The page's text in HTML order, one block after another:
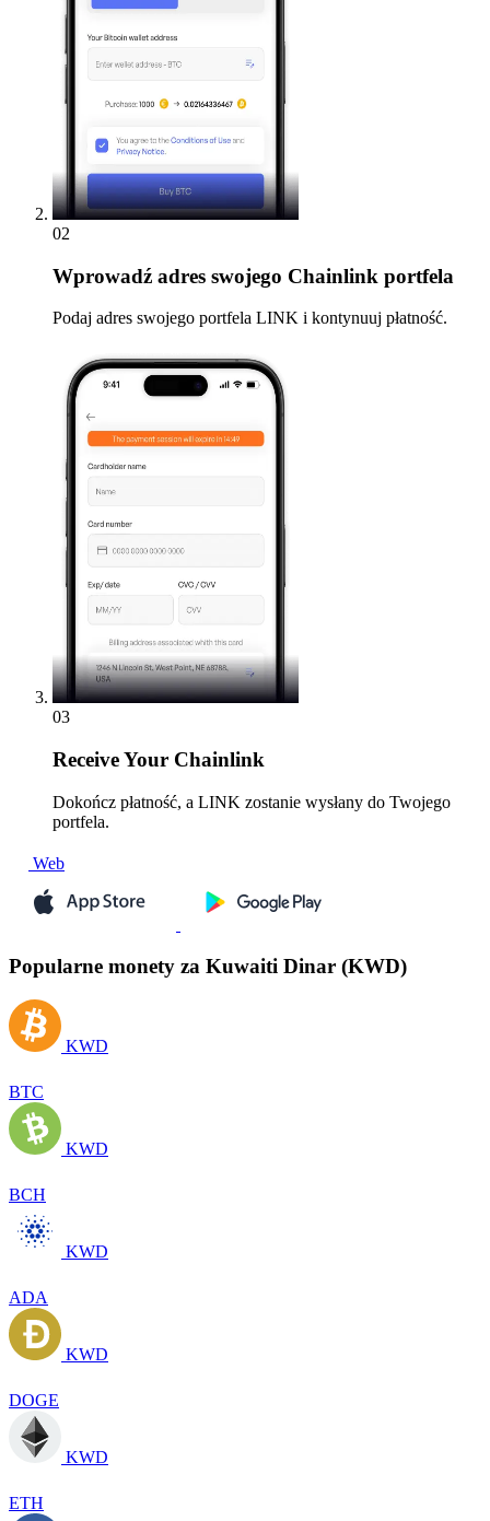
02
Wprowadź adres swojego Chainlink portfela
Podaj adres swojego portfela LINK i kontynuuj płatność.
03
ReceiveYour Chainlink
Dokończ płatność, a LINK zostanie wysłany do Twojego
portfela.
Web
Popularne monety za Kuwaiti Dinar (KWD)
KWD
BTC
KWD
BCH
KWD
ADA
KWD
DOGE
KWD
ETH